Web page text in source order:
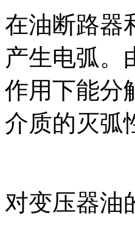
在油断路器
产生电弧。
作用下能分
介质的灭弧
对变压器油